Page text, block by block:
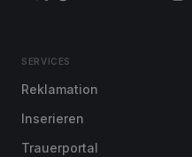
SERVICES
Reklamation
Inserieren
Trauerportal